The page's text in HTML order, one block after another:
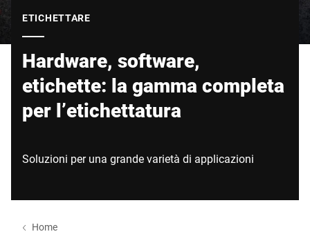
ETICHETTARE
Hardware, software,
etichette: la gamma completa
per l’etichettatura
Soluzioni per una grande varietà di applicazioni
Home